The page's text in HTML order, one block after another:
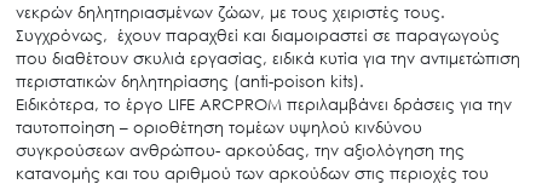
νεκρών δηλητηριασμένων ζώων, με τους χειριστές τους.
Συγχρόνως, έχουν παραχθεί και διαμοιραστεί σε παραγωγούς
που διαθέτουν σκυλιά εργασίας, ειδικά κυτία για την αντιμετώπιση
περιστατικών δηλητηρίασης (anti-poison kits).
Ειδικότερα, το έργο LIFE ARCPROM περιλαμβάνει δράσεις για την
ταυτοποίηση – οριοθέτηση τομέων υψηλού κινδύνου
συγκρούσεων ανθρώπου- αρκούδας, την αξιολόγηση της
κατανομής και του αριθμού των αρκούδων στις περιοχές του